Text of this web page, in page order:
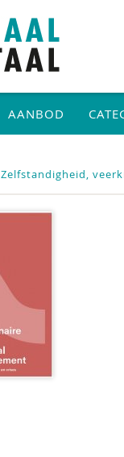
AANBOD
Zelfstandigheid,